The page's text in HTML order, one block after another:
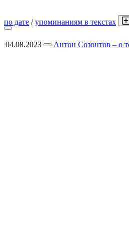
по дате /упоминаниям в текстах
04.08.2023 Антон Созонтов – о